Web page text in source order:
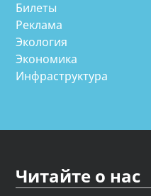
Билеты
Реклама
Экология
Экономика
Инфраструктура
Читайте о нас